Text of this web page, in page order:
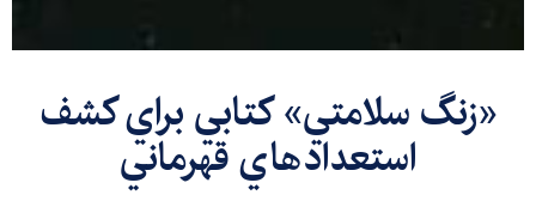
«زنگ سلامتي» كتابي براي کشف
استعداد‌هاي قهرماني